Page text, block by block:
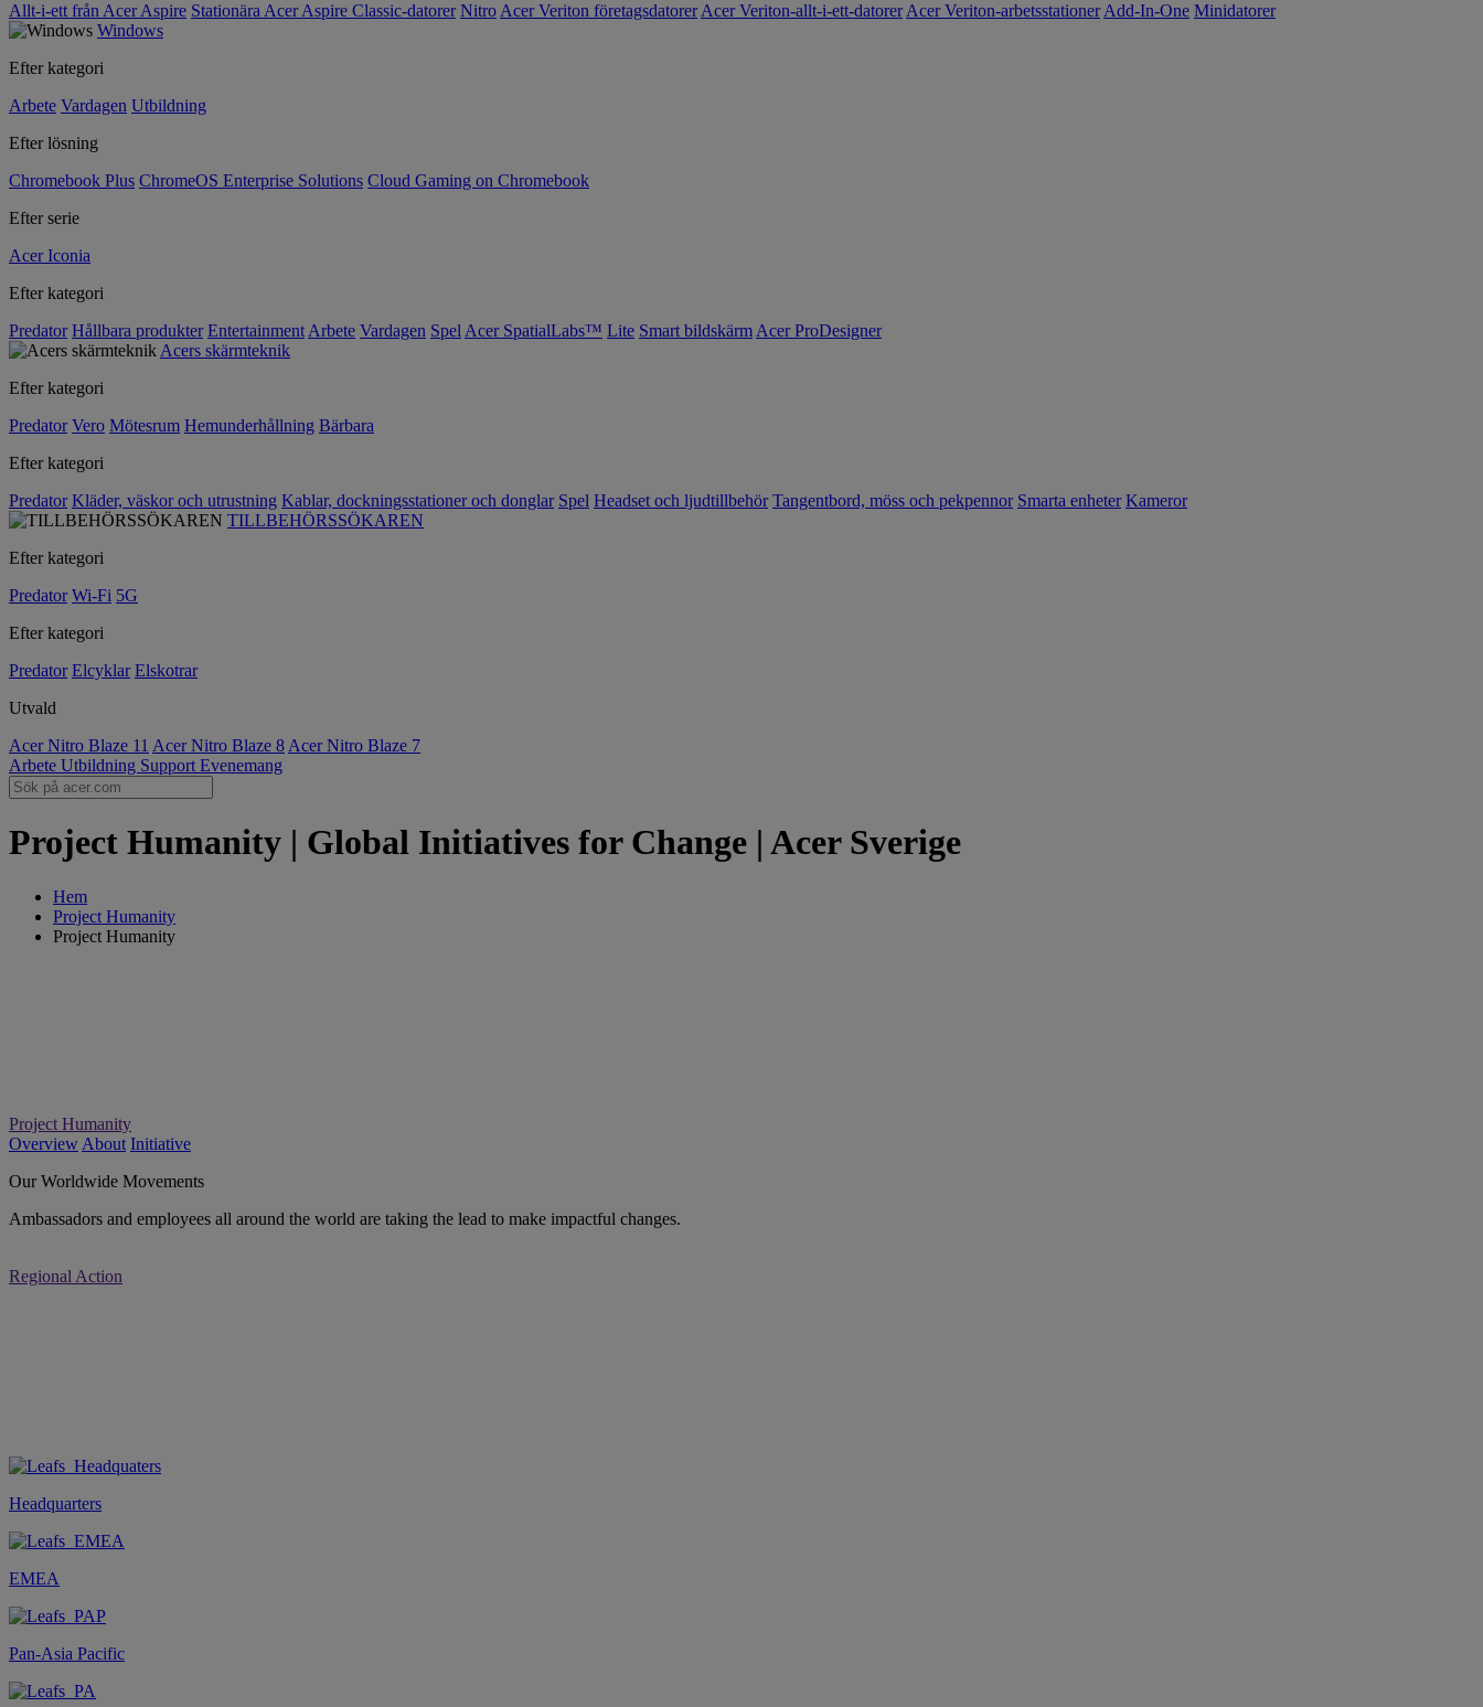
Allt-i-ett från Acer Aspire Stationära Acer Aspire Classic-datorer Nitro Acer Veriton företagsdatorer Acer Veriton-allt-i-ett-datorer Acer Veriton-arbetsstationer Add-In-One Minidatorer
Windows
Efter kategori
Arbete Vardagen Utbildning
Efter lösning
Chromebook Plus ChromeOS Enterprise Solutions Cloud Gaming on Chromebook
Efter serie
Acer Iconia
Efter kategori
Predator Hållbara produkter Entertainment Arbete Vardagen Spel Acer SpatialLabs™ Lite Smart bildskärm Acer ProDesigner
Acers skärmteknik
Efter kategori
Predator Vero Mötesrum Hemunderhållning Bärbara
Efter kategori
Predator Kläder, väskor och utrustning Kablar, dockningsstationer och donglar Spel Headset och ljudtillbehör Tangentbord, möss och pekpennor Smarta enheter Kameror
TILLBEHÖRSSÖKAREN
Efter kategori
Predator Wi-Fi 5G
Efter kategori
Predator Elcyklar Elskotrar
Utvald
Acer Nitro Blaze 11 Acer Nitro Blaze 8 Acer Nitro Blaze 7
Arbete Utbildning Support Evenemang
Project Humanity | Global Initiatives for Change | Acer Sverige
Hem
Project Humanity
Project Humanity
Project Humanity
Overview About Initiative
Our Worldwide Movements
Ambassadors and employees all around the world are taking the lead to make impactful changes.
Regional Action
Headquarters
EMEA
Pan-Asia Pacific